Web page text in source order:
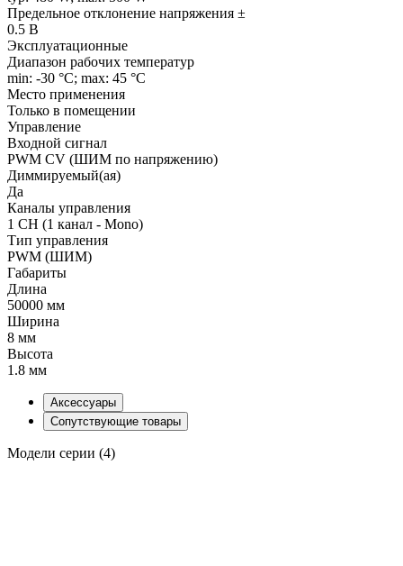
Предельное отклонение напряжения ±
0.5 В
Эксплуатационные
Диапазон рабочих температур
min: -30 °C; max: 45 °C
Место применения
Только в помещении
Управление
Входной сигнал
PWM СV (ШИМ по напряжению)
Диммируемый(ая)
Да
Каналы управления
1 CH (1 канал - Mono)
Тип управления
PWM (ШИМ)
Габариты
Длина
50000 мм
Ширина
8 мм
Высота
1.8 мм
Аксессуары
Сопутствующие товары
Модели серии (4)